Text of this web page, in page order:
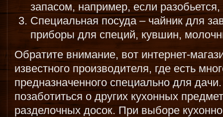
запасом, например, если разобьется,
Специальная посуда – чайник для
приборы для специй, кувшин,
Обратите внимание, вот интернет-
известного производителя, где есть
предназначенного специально для
позаботиться о других кухонных
разделочных досок. При выборе